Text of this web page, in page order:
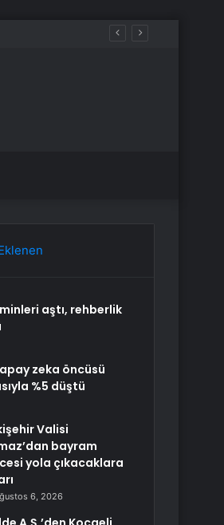
aştı, rehberlik
zeka öncüsü
%5 düştü
Valisi
bayram
yola çıkacaklara
6, 2026